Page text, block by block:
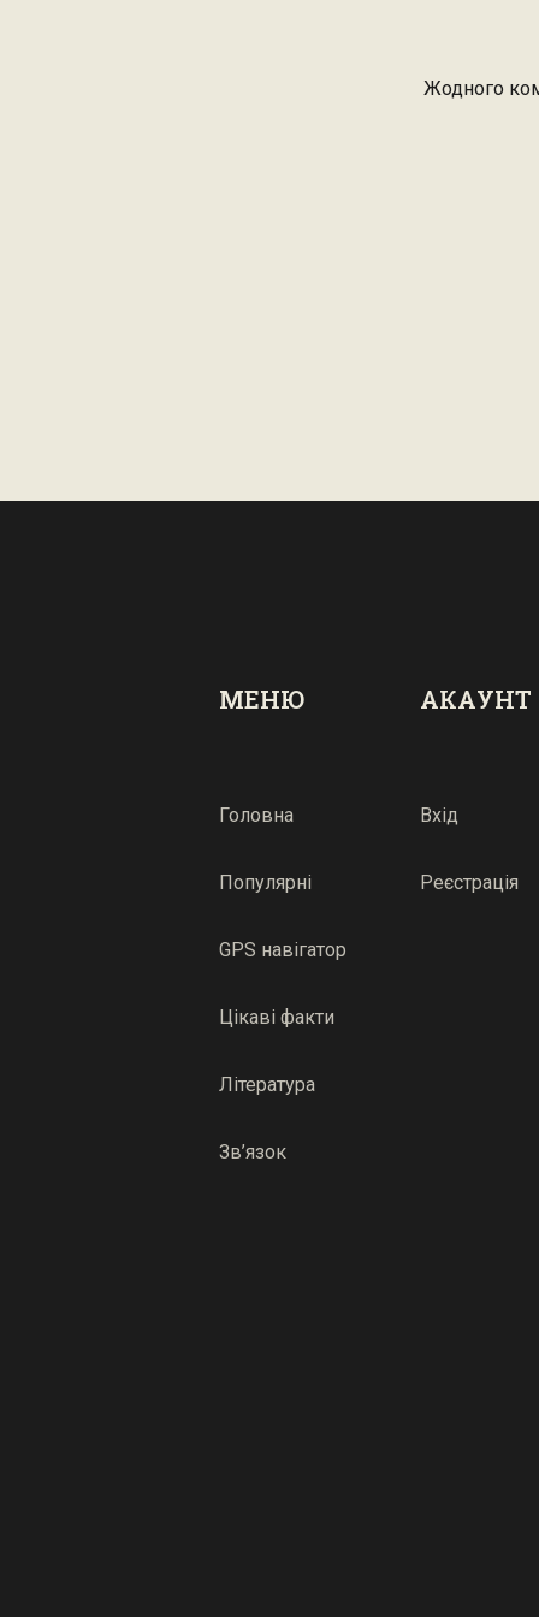
Жодного
МЕНЮ
Головна
Популярні
GPS навігатор
Цікаві факти
Література
Зв’язок
АКАУНТ
Вхід
Реєстрація